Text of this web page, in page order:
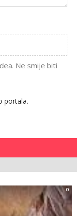
Ne smije biti
portala.
0